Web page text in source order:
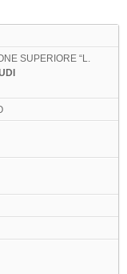
SUPERIORE “L.